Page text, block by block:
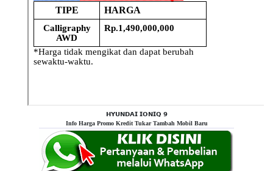
𝗛𝗬𝗨𝗡𝗗𝗔𝗜 𝗜𝗢𝗡𝗜𝗤 𝟵
Info Harga Promo Kredit Tukar Tambah Mobil Baru